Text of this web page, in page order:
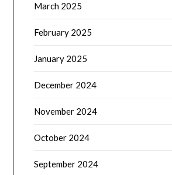
March 2025
February 2025
January 2025
December 2024
November 2024
October 2024
September 2024